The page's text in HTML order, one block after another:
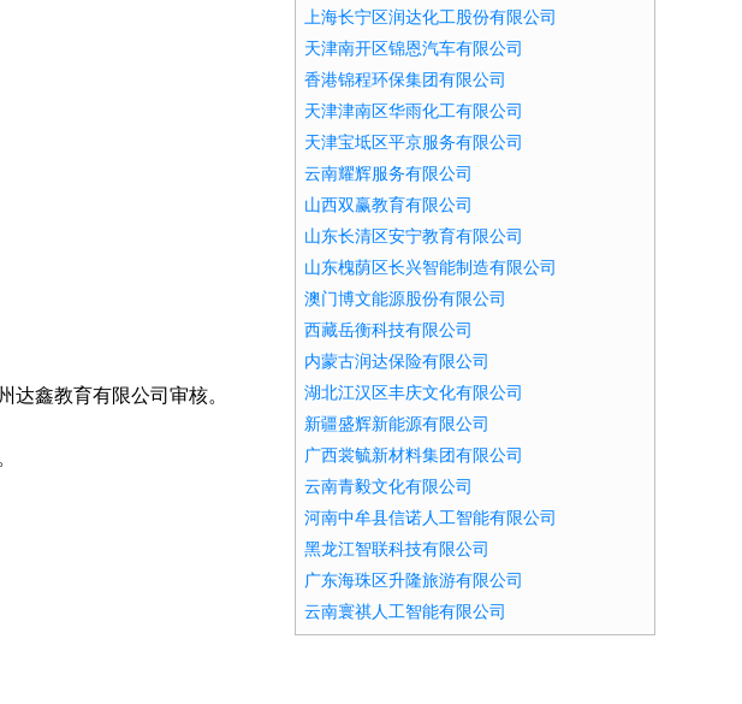
鑫教育有限公司审核。
上海长宁区润达化工股份有限公司
天津南开区锦恩汽车有限公司
香港锦程环保集团有限公司
天津津南区华雨化工有限公司
天津宝坻区平京服务有限公司
云南耀辉服务有限公司
山西双赢教育有限公司
山东长清区安宁教育有限公司
山东槐荫区长兴智能制造有限公司
澳门博文能源股份有限公司
西藏岳衡科技有限公司
内蒙古润达保险有限公司
湖北江汉区丰庆文化有限公司
新疆盛辉新能源有限公司
广西裳毓新材料集团有限公司
云南青毅文化有限公司
河南中牟县信诺人工智能有限公司
黑龙江智联科技有限公司
广东海珠区升隆旅游有限公司
云南寰祺人工智能有限公司